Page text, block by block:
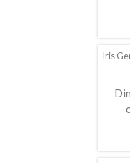
Iris